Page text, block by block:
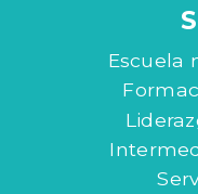
Escuela